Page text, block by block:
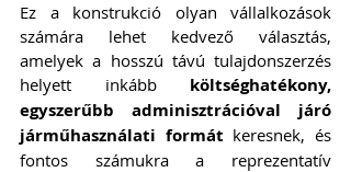
Ez a konstrukció olyan vállalkozások
számára lehet kedvező választás,
amelyek a hosszú távú tulajdonszerzés
helyett inkább költséghatékony,
egyszerűbb adminisztrációval járó
járműhasználati formát keresnek, és
fontos számukra a reprezentatív